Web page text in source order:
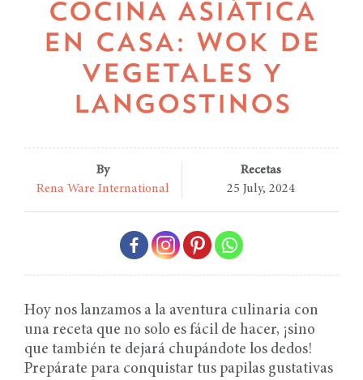
COCINA ASIÁTICA
EN CASA: WOK DE
VEGETALES Y
LANGOSTINOS
By
Rena Ware International
Recetas
25 July, 2024
Hoy nos lanzamos a la aventura culinaria con
una receta que no solo es fácil de hacer, ¡sino
que también te dejará chupándote los dedos!
Prepárate para conquistar tus papilas gustativas